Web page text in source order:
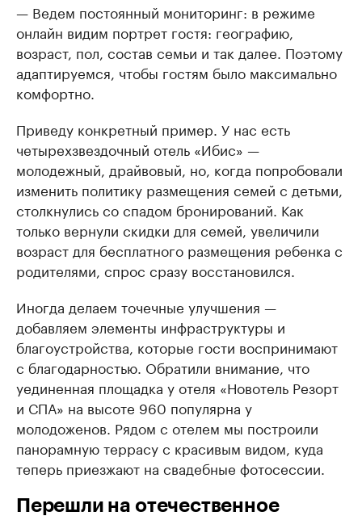
— Ведем постоянный мониторинг: в режиме
онлайн видим портрет гостя: географию,
возраст, пол, состав семьи и так далее. Поэтому
адаптируемся, чтобы гостям было максимально
комфортно.
Приведу конкретный пример. У нас есть
четырехзвездочный отель «Ибис» —
молодежный, драйвовый, но, когда попробовали
изменить политику размещения семей с детьми,
столкнулись со спадом бронирований. Как
только вернули скидки для семей, увеличили
возраст для бесплатного размещения ребенка с
родителями, спрос сразу восстановился.
Иногда делаем точечные улучшения —
добавляем элементы инфраструктуры и
благоустройства, которые гости воспринимают
с благодарностью. Обратили внимание, что
уединенная площадка у отеля «Новотель Резорт
и СПА» на высоте 960 популярна у
молодоженов. Рядом с отелем мы построили
панорамную террасу с красивым видом, куда
теперь приезжают на свадебные фотосессии.
Перешли на отечественное